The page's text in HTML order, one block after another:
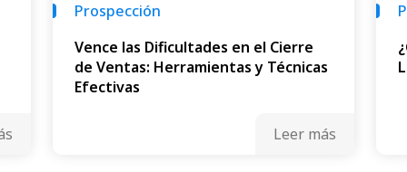
Prospección
Vence las Dificultades en el Cierre
de Ventas: Herramientas y Técnicas
Efectivas
Leer más